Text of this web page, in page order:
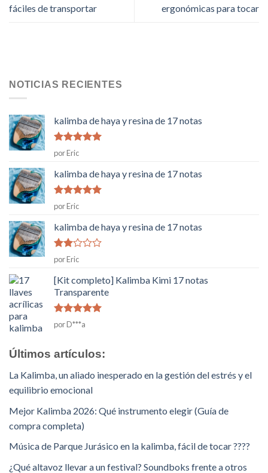
fáciles de transportar ergonómicas para tocar
NOTICIAS RECIENTES
kalimba de haya y resina de 17 notas
Rated
5
por Eric
kalimba de haya y resina de 17 notas
Rated
5
por Eric
kalimba de haya y resina de 17 notas
Rated
2
5
por Eric
[Kit completo] Kalimba Kimi 17 notas
Transparente
Rated5
5
por D***a
Últimos artículos:
La Kalimba, un aliado inesperado en la gestión del estrés y el
equilibrio emocional
Mejor Kalimba 2026: Qué instrumento elegir (Guía de
compra completa)
Música de Parque Jurásico en la kalimba, fácil de tocar ????
¿Qué altavoz llevar a un festival? Soundboks frente a otros